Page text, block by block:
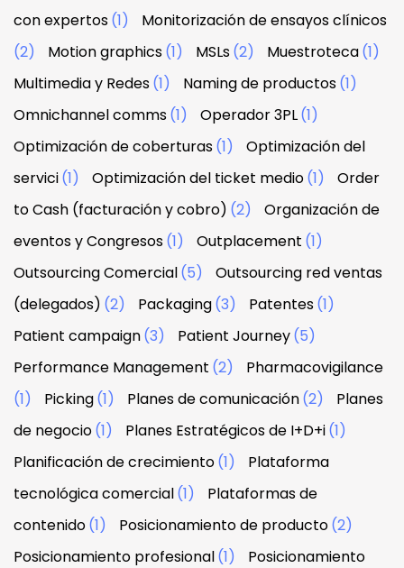
con expertos(1)
Monitorización de ensayos clínicos
(2)
Motion graphics(1) MSLs(2) Muestroteca(1)
Multimedia y Redes(1) Naming de productos(1)
Omnichannel comms(1) Operador 3PL(1)
Optimización de coberturas(1)
Optimización del
servici(1) Optimización del ticket medio(1)
Order
to Cash (facturación y cobro) (2)
Organización de
eventos y Congresos(1) Outplacement (1)
Outsourcing Comercial(5)
Outsourcing red ventas
(delegados) (2) Packaging(3) Patentes(1)
Patient campaign(3) Patient Journey(5)
Performance Management (2)
Pharmacovigilance
(1)
Picking(1) Planes de comunicación(2)
Planes
de negocio(1) Planes Estratégicos de I+D+i(1)
Planificación de crecimiento(1)
Plataforma
tecnológica comercial(1)
Plataformas de
contenido(1) Posicionamiento de producto(2)
Posicionamiento profesional(1)
Posicionamiento